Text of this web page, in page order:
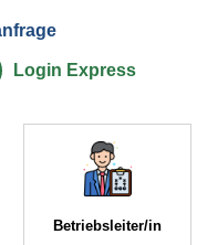
Login Express
Betriebsleiter/in